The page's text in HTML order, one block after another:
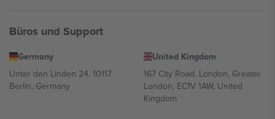
Büros und Support
Germany
Unter den Linden 24, 10117
Berlin, Germany
United Kingdom
167 City Road, London, Greater
London, EC1V 1AW, United
Kingdom